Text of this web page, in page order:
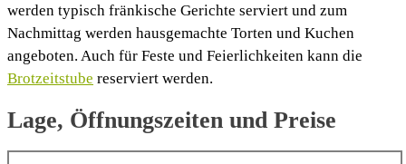
werden typisch fränkische Gerichte serviert und zum
Nachmittag werden hausgemachte Torten und Kuchen
angeboten. Auch für Feste und Feierlichkeiten kann die
Brotzeitstube reserviert werden.
Lage, Öffnungszeiten und Preise